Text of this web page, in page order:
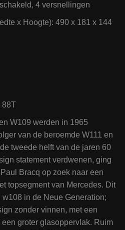
4 versnellingen
x Hoogte): 490 x 181 x 144
88T
W109 werden in 1965
van de beroemde W111 en
tweede helft van de jaren 60
statement verdwenen, ging
Bracq op zoek naar een
topsegment van Mercedes. Dit
in de Neue Generation;
zonder vinnen, met een
groter glasoppervlak. Ruim